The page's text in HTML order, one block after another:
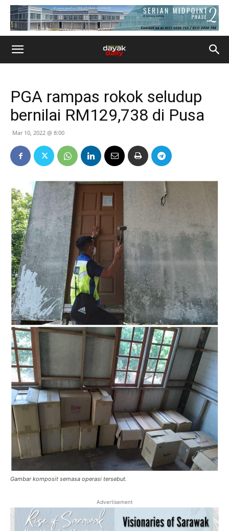
PGA rampas rokok seludup
bernilai RM129,738 di Pusa
Mar 10, 2022 @ 8:00
Gambar komposit semasa operasi tersebut.
Advertisement